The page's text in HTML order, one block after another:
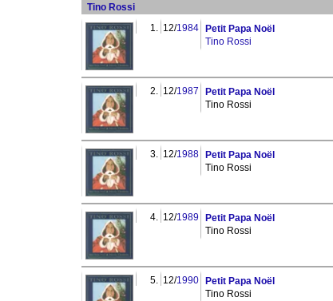
Tino Rossi
1. 12/1984
Petit Papa Noël
Tino Rossi
2. 12/1987
Petit Papa Noël
Tino Rossi
3. 12/1988
Petit Papa Noël
Tino Rossi
4. 12/1989
Petit Papa Noël
Tino Rossi
5. 12/1990
Petit Papa Noël
Tino Rossi